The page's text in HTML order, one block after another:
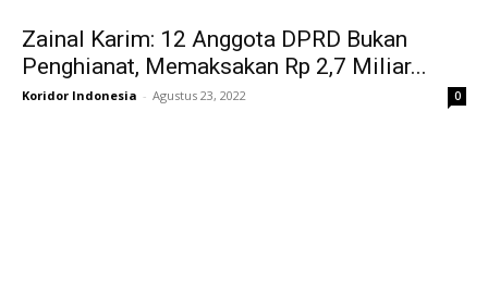
Zainal Karim: 12 Anggota DPRD Bukan
Penghianat, Memaksakan Rp 2,7 Miliar...
Koridor Indonesia - Agustus 23, 2022 0